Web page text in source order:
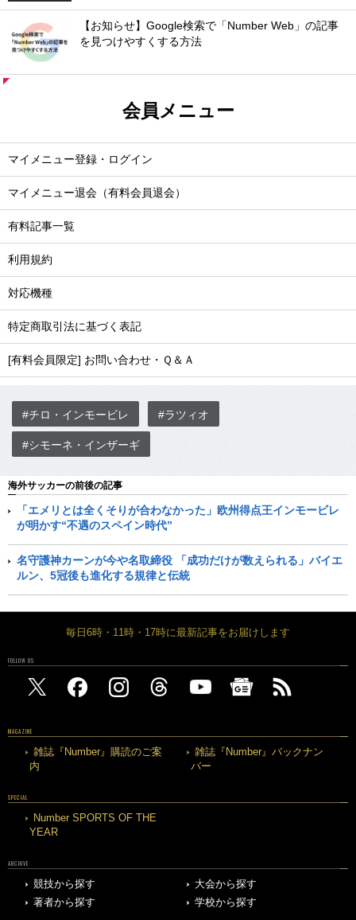
【お知らせ】Google検索で「Number Web」の記事
を見つけやすくする方法
会員メニュー
マイメニュー登録・ログイン
マイメニュー退会（有料会員退会）
有料記事一覧
利用規約
対応機種
特定商取引法に基づく表記
[有料会員限定] お問い合わせ・Ｑ＆Ａ
#チロ・インモービレ #ラツィオ
#シモーネ・インザーギ
海外サッカーの前後の記事
「エメリとは全くそりが合わなかった」欧州得点王インモービレ
が明かす“不遇のスペイン時代”
名守護神カーンが今や名取締役 「成功だけが数えられる」バイエ
ルン、5冠後も進化する規律と伝統
毎日6時・11時・17時に最新記事をお届けします
FOLLOW US
MAGAZINE
雑誌『Number』購読のご案
内
雑誌『Number』バックナン
バー
SPECIAL
Number SPORTS OF THE
YEAR
ARCHIVE
競技から探す
大会から探す
著者から探す
学校から探す